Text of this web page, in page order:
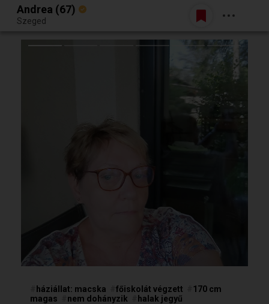
Egy jó randiból bármi lehet.
Belépés
Andrea (67)
Szeged
háziállat: macska főiskolát végzett
170 cm
magas
nem dohányzik halak jegyű